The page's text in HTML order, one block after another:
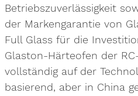
Betriebszuverlässigkeit
der Markengarantie von
Full Glass für die
Glaston-Härteofen der
vollständig auf der
basierend, aber in China